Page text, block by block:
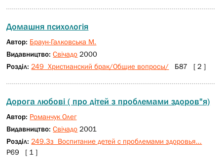
Домашня психологія
Автор: Браун-Галковська М.
Видавництво:Свічадо 2000
Розділ: 249 Христианский брак/Общие вопросы/ Б87 [ 2 ]
Дорога любові ( про дітей з проблемами здоров"я)
Автор: Романчук Олег
Видавництво:Свічадо 2001
Розділ: 249.3з Воспитание детей с проблемами здоровья...
Р69 [ 1 ]